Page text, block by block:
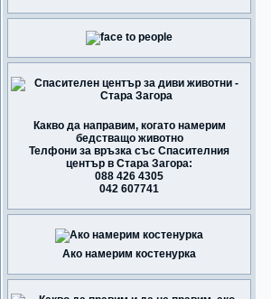
Какво да направим, когато намерим
бедстващо животно
Телфони за връзка със Спасителния
център в Стара Загора:
088 426 4305
042 607741
Ако намерим костенурка